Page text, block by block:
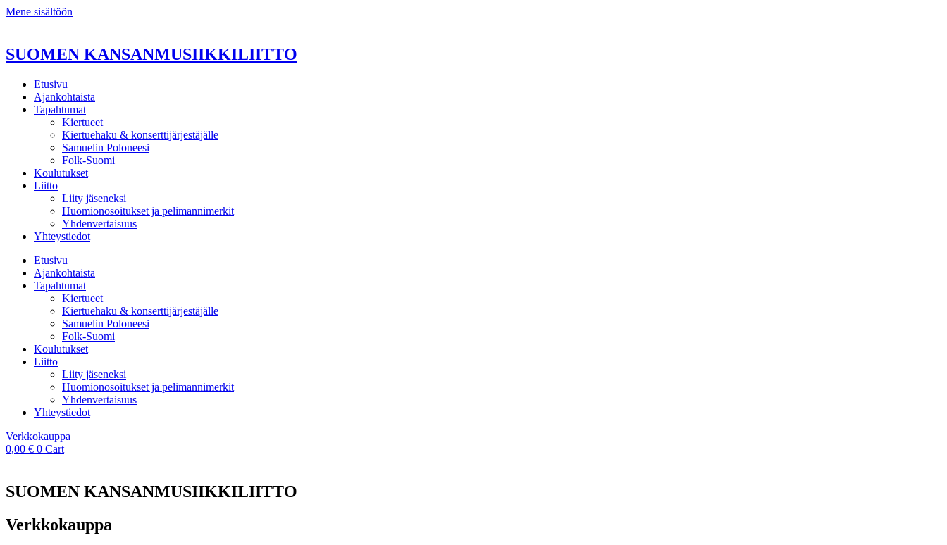
Mene sisältöön
SUOMEN KANSANMUSIIKKILIITTO
Etusivu
Ajankohtaista
Tapahtumat
Kiertueet
Kiertuehaku & konserttijärjestäjälle
Samuelin Poloneesi
Folk-Suomi
Koulutukset
Liitto
Liity jäseneksi
Huomionosoitukset ja pelimannimerkit
Yhdenvertaisuus
Yhteystiedot
Etusivu
Ajankohtaista
Tapahtumat
Kiertueet
Kiertuehaku & konserttijärjestäjälle
Samuelin Poloneesi
Folk-Suomi
Koulutukset
Liitto
Liity jäseneksi
Huomionosoitukset ja pelimannimerkit
Yhdenvertaisuus
Yhteystiedot
Verkkokauppa
0,00 € 0 Cart
SUOMEN KANSANMUSIIKKILIITTO
Verkkokauppa